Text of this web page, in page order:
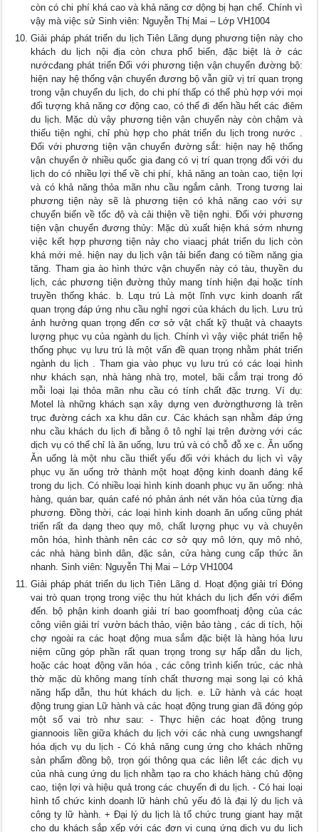
còn có chi phí khá cao và khả năng cơ dộng bị hạn chế. Chính vì
vậy mà việc sử Sinh viên: Nguyễn Thị Mai – Lớp VH1004
Giải pháp phát triển du lịch Tiên Lãng dụng phương tiện này cho
khách du lịch nội địa còn chưa phổ biến, đặc biệt là ở các
nướcđang phát triển Đối với phương tiện vận chuyển đường bộ:
hiện nay hệ thống vận chuyển đương bộ vẫn giữ vị trí quan trọng
trong vận chuyển du lịch, do chi phí thấp có thể phù hợp với mọi
đối tượng khả năng cơ động cao, có thể đi đến hầu hết các điêm
du lịch. Mặc dù vậy phương tiện vận chuyển này còn chậm và
thiếu tiện nghi, chỉ phù hợp cho phát triển du lịch trong nước .
Đối với phương tiện vận chuyển đường sắt: hiện nay hệ thống
vận chuyển ở nhiều quốc gia đang có vị trí quan trọng đối với du
lịch do có nhiều lợi thế về chi phí, khả năng an toàn cao, tiện lợi
và có khả năng thỏa mãn nhu cầu ngắm cảnh. Trong tương lai
phương tiện này sẽ là phương tiện có khả năng cao với sự
chuyển biến về tốc độ và cải thiện về tiện nghi. Đối với phương
tiện vận chuyển đương thủy: Mặc dù xuất hiện khá sớm nhưng
việc kết hợp phương tiện này cho viaacj phát triển du lịch còn
khá mới mẻ. hiện nay du lịch vận tải biển đang có tiềm năng gia
tăng. Tham gia ào hình thức vận chuyển này có tàu, thuyền du
lịch, các phương tiện đường thủy mang tính hiện đại hoặc tính
truyền thống khác. b. Lƣu trú Là một lĩnh vực kinh doanh rất
quan trọng đáp ứng nhu cầu nghỉ ngơi của khách du lịch. Lưu trú
ảnh hưởng quan trọng đến cơ sở vật chất kỹ thuật và chaayts
lượng phục vụ của ngành du lịch. Chính vì vậy việc phát triển hệ
thống phục vụ lưu trú là một vấn đề quan trọng nhằm phát triển
ngành du lịch . Tham gia vào phục vụ lưu trú có các loại hình
như khách sạn, nhà hàng nhà trọ, motel, bãi cắm trại trong đó
mỗi loại lại thỏa mãn nhu cầu có tính chất đặc trưng. Ví dụ:
Motel là những khách sạn xây dựng ven đườngthương là trên
trục đường cách xa khu dân cư. Các khách sạn nhằm đáp ứng
nhu cầu khách du lịch đi bằng ô tô nghỉ lại trên đường với các
dịch vụ có thể chỉ là ăn uống, lưu trú và có chỗ đỗ xe c. Ăn uống
Ăn uống là một nhu cầu thiết yếu đối với khách du lịch vì vậy
phục vụ ăn uống trở thành một hoạt động kinh doanh đáng kể
trong du lịch. Có nhiều loại hình kinh doanh phục vụ ăn uống: nhà
hàng, quán bar, quán café nó phản ánh nét văn hóa của từng địa
phương. Đồng thời, các loại hình kinh doanh ăn uống cũng phát
triển rất đa dạng theo quy mô, chất lượng phục vụ và chuyên
môn hóa, hình thành nên các cơ sở quy mô lớn, quy mô nhỏ,
các nhà hàng bình dân, đặc sản, cửa hàng cung cấp thức ăn
nhanh. Sinh viên: Nguyễn Thị Mai – Lớp VH1004
Giải pháp phát triển du lịch Tiên Lãng d. Hoạt động giải trí Đóng
vai trò quan trọng trong việc thu hút khách du lịch đến với điểm
đến. bộ phận kinh doanh giải trí bao goomfhoatj động của các
công viên giải trí vườn bách thảo, viện bảo tàng , các di tích, hội
chợ ngoài ra các hoạt động mua sắm đặc biệt là hàng hóa lưu
niệm cũng góp phần rất quan trọng trong sự hấp dẫn du lịch,
hoặc các hoạt động văn hóa , các công trình kiến trúc, các nhà
thờ mặc dù không mang tính chất thương mại song lại có khả
năng hấp dẫn, thu hút khách du lịch. e. Lữ hành và các hoạt
động trung gian Lữ hành và các hoạt động trung gian đã đóng góp
một số vai trò như sau: - Thực hiện các hoạt động trung
giannoois liền giữa khách du lịch với các nhà cung uwngshangf
hóa dịch vụ du lịch - Có khả năng cung ứng cho khách những
sản phẩm đồng bộ, trọn gói thông qua các liên lết các dịch vụ
của nhà cung ứng du lịch nhằm tạo ra cho khách hàng chủ động
cao, tiện lợi và hiệu quả trong các chuyến đi du lịch. - Có hai loại
hình tổ chức kinh doanh lữ hành chủ yếu đó là đại lý du lịch và
công ty lữ hành. + Đại lý du lịch là tổ chức trung giant hay mặt
cho du khách sắp xếp với các đơn vị cung ứng dịch vụ du lịch